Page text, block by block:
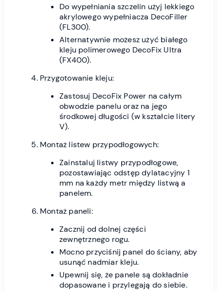
Do wypełniania szczelin użyj lekkiego
akrylowego wypełniacza DecoFiller
(FL300).
Alternatywnie możesz użyć białego
kleju polimerowego DecoFix Ultra
(FX400).
Przygotowanie kleju:
Zastosuj DecoFix Power na całym
obwodzie panelu oraz na jego
środkowej długości (w kształcie litery
V).
Montaż listew przypodłogowych:
Zainstaluj listwy przypodłogowe,
pozostawiając odstęp dylatacyjny 1
mm na każdy metr między listwą a
panelem.
Montaż paneli:
Zacznij od dolnej części
zewnętrznego rogu.
Mocno przyciśnij panel do ściany, aby
usunąć nadmiar kleju.
Upewnij się, że panele są dokładnie
dopasowane i przylegają do siebie.